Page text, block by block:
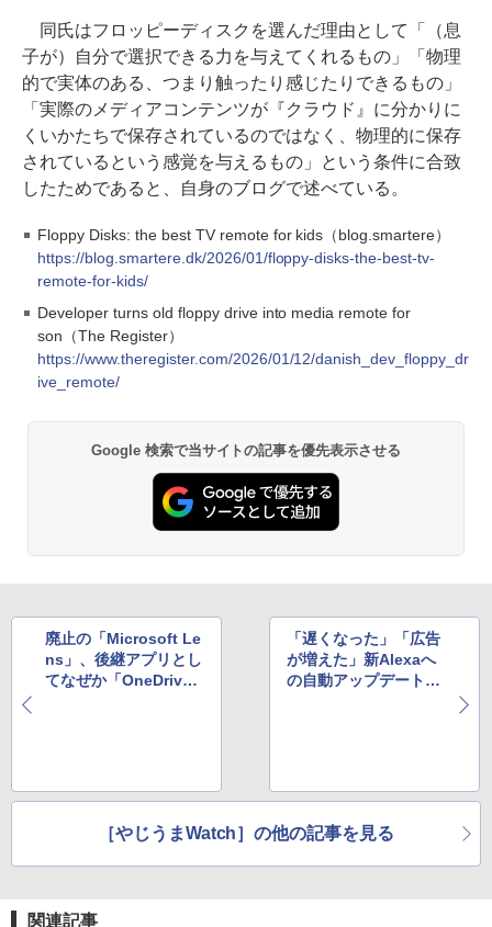
同氏はフロッピーディスクを選んだ理由として「（息
子が）自分で選択できる力を与えてくれるもの」「物理
的で実体のある、つまり触ったり感じたりできるもの」
「実際のメディアコンテンツが『クラウド』に分かりに
くいかたちで保存されているのではなく、物理的に保存
されているという感覚を与えるもの」という条件に合致
したためであると、自身のブログで述べている。
Floppy Disks: the best TV remote for kids（blog.smartere）
https://blog.smartere.dk/2026/01/floppy-disks-the-best-tv-
remote-for-kids/
Developer turns old floppy drive into media remote for
son（The Register）
https://www.theregister.com/2026/01/12/danish_dev_floppy_dr
ive_remote/
Google 検索で当サイトの記事を優先表示させる
廃止の「Microsoft Le
ns」、後継アプリとし
てなぜか「OneDriv
「遅くなった」「広告
が増えた」新Alexaへ
の自動アップデートが
［やじうまWatch］の他の記事を見る
関連記事